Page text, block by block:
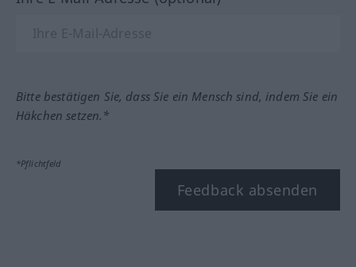
Bitte bestätigen Sie, dass Sie ein Mensch sind, indem Sie ein
Häkchen setzen.*
*Pflichtfeld
Feedback absenden